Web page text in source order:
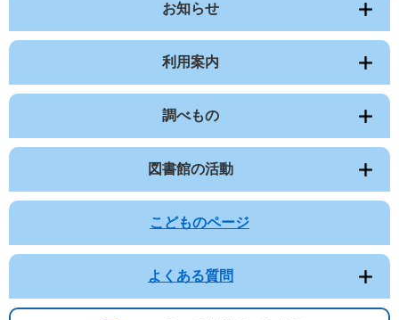
お知らせ
利用案内
調べもの
図書館の活動
こどものページ
よくある質問